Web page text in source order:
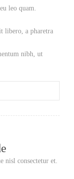
leo quam.
libero, a pharetra
nibh, ut
nisl consectetur et.